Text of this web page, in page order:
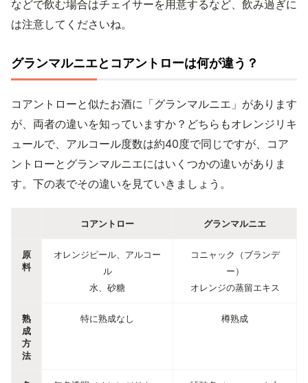
などで飲む場合はチェイサーを用意するなど、飲み過ぎに
は注意してくださいね。
グランマルニエとコアントローは何が違う？
コアントローと似たお酒に「グランマルニエ」があります
が、両者の違いを知っていますか？どちらもオレンジリキ
ュールで、アルコール度数は約40度で同じですが、コア
ントローとグランマルニエにはいくつかの違いがありま
す。下の表でその違いを見ていきましょう。
コアントロー グランマルニエ
原
料
オレンジピール、アルコー
ル
水、砂糖
コニャック（ブランデ
ー）
オレンジの蒸留エキス
熟
成
方
法
特に熟成なし 樽熟成